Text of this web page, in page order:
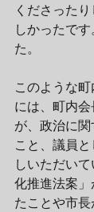
くださった
しかったで
た。
このような
には、町内
が、政治に
こと、議員
しいただい
化推進法案
たことや市